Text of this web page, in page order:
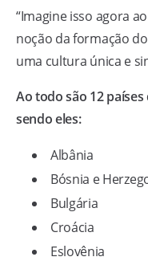
“Imagine isso agora
noção da formação
uma cultura única e
Ao todo são 12
sendo eles:
Albânia
Bósnia e
Bulgária
Croácia
Eslovênia